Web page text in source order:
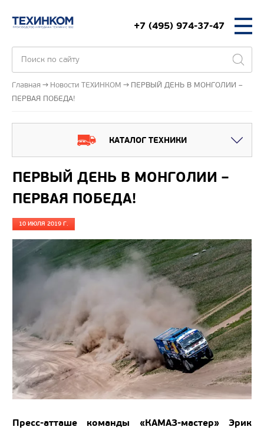
+7 (495) 974-37-47
Главная Новости ТЕХИНКОМ
ПЕРВЫЙ ДЕНЬ В МОНГОЛИИ –
ПЕРВАЯ ПОБЕДА!
КАТАЛОГ ТЕХНИКИ
ПЕРВЫЙ ДЕНЬ В МОНГОЛИИ –
ПЕРВАЯ ПОБЕДА!
10 ИЮЛЯ 2019 Г.
Пресс-атташе команды «КАМАЗ-мастер» Эрик